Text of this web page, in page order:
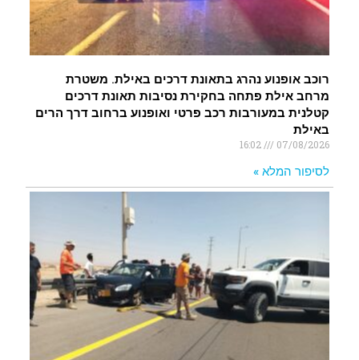
רוכב אופנוע נהרג בתאונת דרכים באילת. משטרת
מרחב אילת פתחה בחקירת נסיבות תאונת דרכים
קטלנית במעורבות רכב פרטי ואופנוע ברחוב דרך הרים
באילת
07/08/2026
16:02
לסיפור המלא »